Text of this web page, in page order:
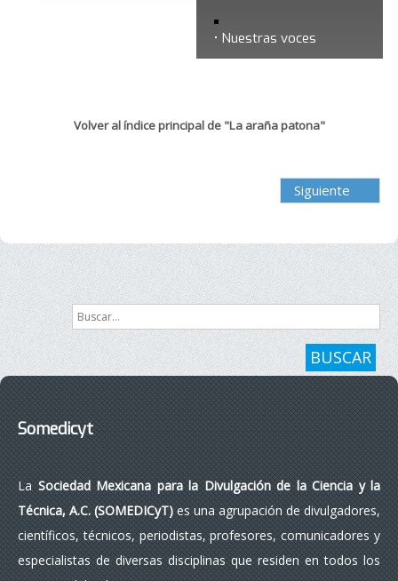
Nuestras voces
Volver al índice principal de "La araña patona"
Siguiente
Buscar...
BUSCAR
Somedicyt
LaSociedad Mexicana para la Divulgación de la Ciencia y la
Técnica, A.C. (SOMEDICyT)es una agrupación de divulgadores,
científicos, técnicos, periodistas, profesores, comunicadores y
especialistas de diversas disciplinas que residen en todos los